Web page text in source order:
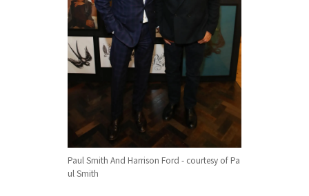
Paul Smith And Harrison Ford - courtesy of Pa
ul Smith